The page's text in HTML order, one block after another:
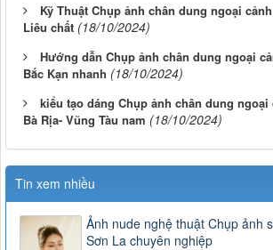
Kỹ Thuật Chụp ảnh chân dung ngoại
Liêu chất (18/10/2024)
Hướng dẫn Chụp ảnh chân dung ngoại
Bắc Kạn nhanh (18/10/2024)
kiểu tạo dáng Chụp ảnh chân dung ngoại
Bà Rịa- Vũng Tàu nam (18/10/2024)
Tin xem nhiều
Ảnh nude nghệ thuật Chụp ảnh
Sơn La chuyên nghiệp